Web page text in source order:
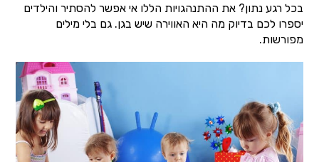
בכל רגע נתון? את ההתנהגויות הללו אי אפשר להסתיר והילדים
יספרו לכם בדיוק מה היא האווירה שיש בגן. גם בלי מילים
מפורשות.